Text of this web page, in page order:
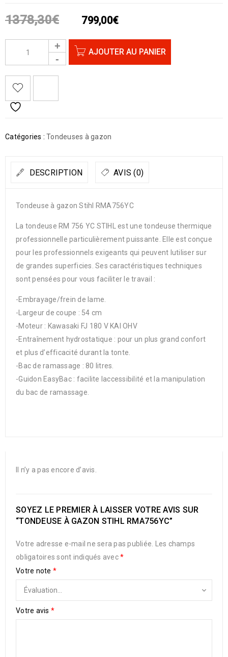
1378,30€ 799,00€
AJOUTER AU PANIER
Catégories : Tondeuses à gazon
DESCRIPTION AVIS (0)
Tondeuse à gazon Stihl RMA756YC
La tondeuse RM 756 YC STIHL est une tondeuse thermique
professionnelle particulièrement puissante. Elle est conçue
pour les professionnels exigeants qui peuvent lutiliser sur
de grandes superficies. Ses caractéristiques techniques
sont pensées pour vous faciliter le travail :
-Embrayage/frein de lame.
-Largeur de coupe : 54 cm
-Moteur : Kawasaki FJ 180 V KAI OHV
-Entraînement hydrostatique : pour un plus grand confort
et plus d’efficacité durant la tonte.
-Bac de ramassage : 80 litres.
-Guidon EasyBac : facilite laccessibilité et la manipulation
du bac de ramassage.
Il n’y a pas encore d’avis.
SOYEZ LE PREMIER À LAISSER VOTRE AVIS SUR
“TONDEUSE À GAZON STIHL RMA756YC”
Votre adresse e-mail ne sera pas publiée.
Les champs
obligatoires sont indiqués avec*
Votre note *
Votre avis *